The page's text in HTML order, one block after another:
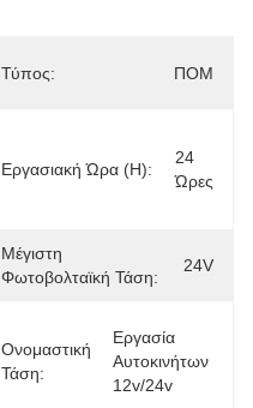
Τύπος: ΠΟΜ
Εργασιακή Ώρα (h):
24
Ώρες
Μέγιστη
Φωτοβολταϊκή Τάση:
24V
Ονομαστική
Τάση:
Εργασία
Αυτοκινήτων
12v/24v